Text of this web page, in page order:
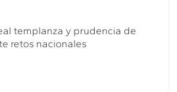
templanza y prudencia de
retos nacionales